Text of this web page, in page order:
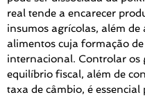
real tende a encarecer
insumos agrícolas, além de
alimentos cuja formação
internacional. Controlar os
equilíbrio fiscal, além de
taxa de câmbio, é